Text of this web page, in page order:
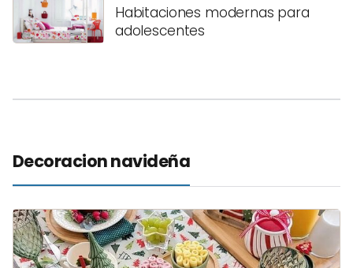
Habitaciones modernas para
adolescentes
Decoracion navideña